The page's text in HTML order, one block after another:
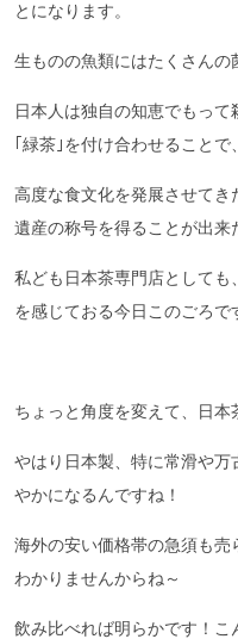
とになります。
生ものの魚類にはたくさんの
日本人は独自の知恵でもって
｢緑茶｣を付け合わせることで、
高度な食文化を発展させて
遺産の称号を得ることが出来
私ども日本茶専門店として
を感じておる今日このごろで
ちょっと角度を変えて、日本
やはり日本製、特に常滑や万
やかになるんですね！
海外の安い価格帯の急須も
わかりませんからね～
飲み比べれば明らかです！